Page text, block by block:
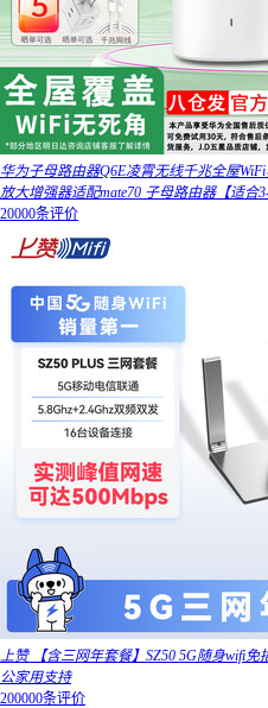
华为子母路由器Q6E凌霄无线千兆全屋
放大增强器适配mate70 子母路由器【适合
20000条评价
上赞 【含三网年套餐】SZ50 5G随身wifi
公家用支持
200000条评价